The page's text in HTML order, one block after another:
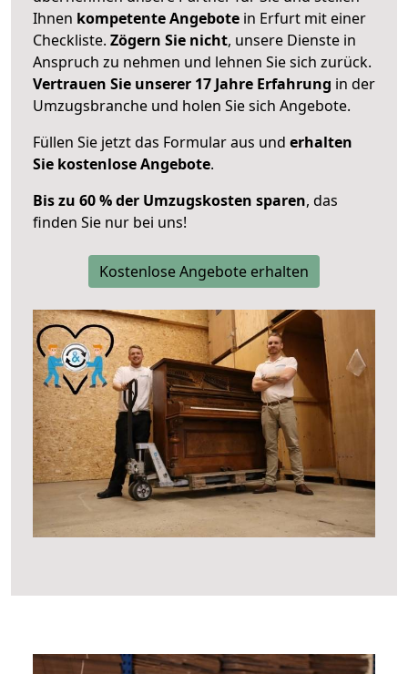
Ihnen kompetente Angebote in Erfurt mit einer
Checkliste. Zögern Sie nicht, unsere Dienste in
Anspruch zu nehmen und lehnen Sie sich zurück.
Vertrauen Sie unserer 17 Jahre Erfahrung in der
Umzugsbranche und holen Sie sich Angebote.
Füllen Sie jetzt das Formular aus und erhalten
Sie kostenlose Angebote.
Bis zu 60 % der Umzugskosten sparen, das
finden Sie nur bei uns!
Kostenlose Angebote erhalten